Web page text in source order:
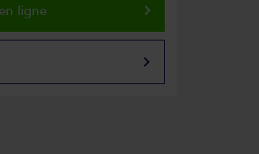
ligne keyboard_arrow_right
keyboard_arrow_right